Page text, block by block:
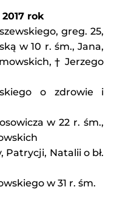
rok
greg. 25,
w 10 r. śm., Jana,
† Jerzego
o zdrowie i
w 22 r. śm.,
Patrycji, Natalii o bł.
w 31 r. śm.